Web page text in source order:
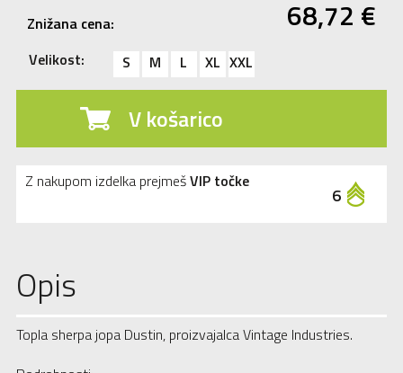
68,72 €
Znižana cena:
Velikost:
S M L XL XXL
V košarico
6
Z nakupom izdelka prejmešVIP točke
Opis
Topla sherpa jopa Dustin, proizvajalca Vintage Industries.